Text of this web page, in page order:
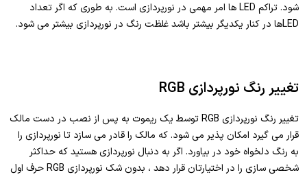
شود. تراکم LED ها امر مهمی در نورپردازی است. به طوری که اگر تعداد
LEDها در کنار یکدیگر بیشتر باشد غلظت رنگ در نورپردازی بیشتر می شود.
تغییر رنگ نورپردازی RGB
تغییر رنگ نورپردازی RGB توسط یک ریموت به پس از نصب در دست مالک
قرار می گیرد امکان پذیر می شود. که مالک را قادر می سازد تا نورپردازی را
به رنگ دلخواه خود در بیاورد. اگر به دنبال نورپردازی هستید که حداکثر
شخصی سازی را در اختیارتان قرار دهد ، بدون شک نورپردازی RGB حرف اول